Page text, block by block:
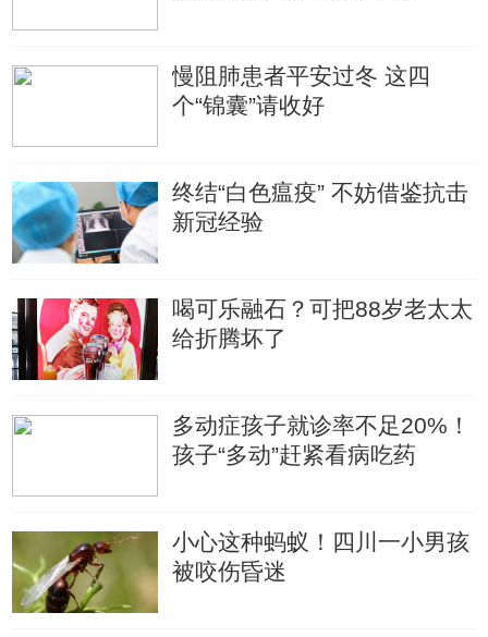
慢阻肺患者平安过冬 这四
个“锦囊”请收好
终结“白色瘟疫” 不妨借鉴抗击
新冠经验
喝可乐融石？可把88岁老太太
给折腾坏了
多动症孩子就诊率不足20%！
孩子“多动”赶紧看病吃药
小心这种蚂蚁！四川一小男孩
被咬伤昏迷